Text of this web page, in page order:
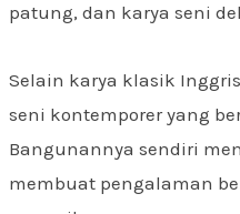
patung, dan karya seni
Selain karya klasik
seni kontemporer yang
Bangunannya sendiri
membuat pengalaman